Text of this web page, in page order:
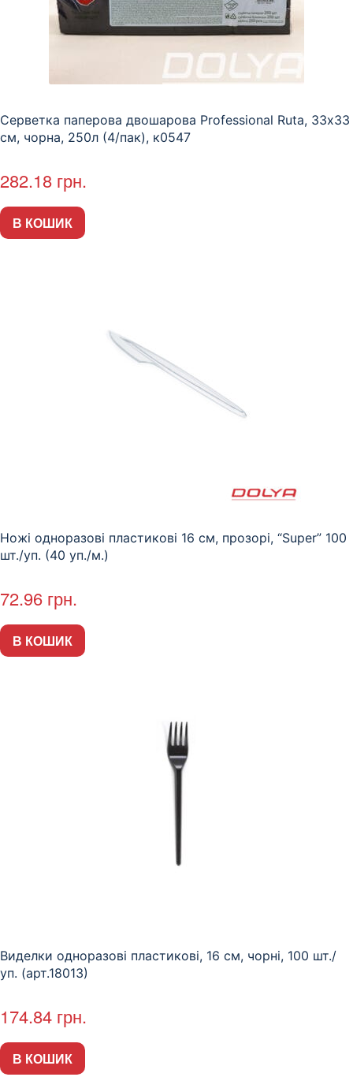
Серветка паперова двошарова Professional Ruta, 33х33
см, чорна, 250л (4/пак), к0547
282.18 грн.
В КОШИК
Ножі одноразові пластикові 16 см, прозорі, “Super” 100
шт./уп. (40 уп./м.)
72.96 грн.
В КОШИК
Виделки одноразові пластикові, 16 см, чорні, 100 шт./
уп. (арт.18013)
174.84 грн.
В КОШИК